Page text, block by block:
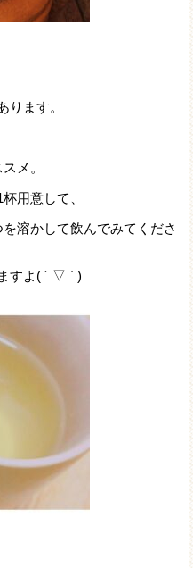
ります。
メ。
用意して、
溶かして飲んでみてくださ
すよ( ´ ▽ ` )